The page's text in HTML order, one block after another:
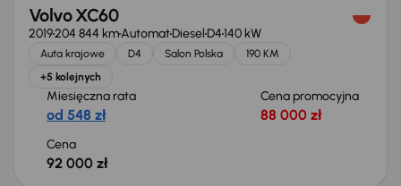
Volvo XC60
2019204 844 kmAutomatDiesel D4140 kW
Auta krajowe D4 Salon Polska
190 KM
+5 kolejnych
Miesięczna rata
od 548 zł
Cena promocyjna
88 000 zł
Cena
92 000 zł